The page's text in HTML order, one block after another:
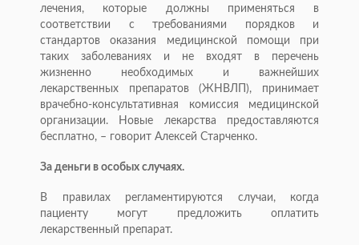
лечения, которые должны применяться в
соответствии с требованиями порядков и
стандартов оказания медицинской помощи при
таких заболеваниях и не входят в перечень
жизненно необходимых и важнейших
лекарственных препаратов (ЖНВЛП), принимает
врачебно-консультативная комиссия медицинской
организации. Новые лекарства предоставляются
бесплатно, – говорит Алексей Старченко.
За деньги в особых случаях.
В правилах регламентируются случаи, когда
пациенту могут предложить оплатить
лекарственный препарат.